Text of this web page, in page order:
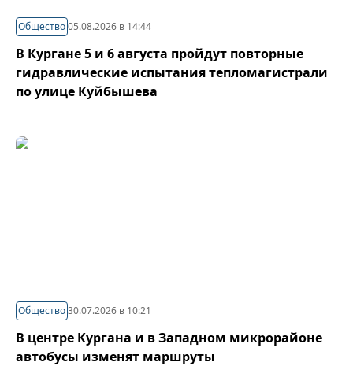
Общество05.08.2026 в 14:44
В Кургане 5 и 6 августа пройдут повторные
гидравлические испытания тепломагистрали
по улице Куйбышева
Общество30.07.2026 в 10:21
В центре Кургана и в Западном микрорайоне
автобусы изменят маршруты